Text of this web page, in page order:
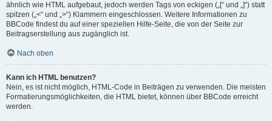
ähnlich wie HTML aufgebaut, jedoch werden Tags von eckigen („[“ und „]“) statt
spitzen („<“ und „>“) Klammern eingeschlossen. Weitere Informationen zu
BBCode findest du auf einer speziellen Hilfe-Seite, die von der Seite zur
Beitragserstellung aus zugänglich ist.
Nach oben
Kann ich HTML benutzen?
Nein, es ist nicht möglich, HTML-Code in Beiträgen zu verwenden. Die meisten
Formatierungsmöglichkeiten, die HTML bietet, können über BBCode erreicht
werden.